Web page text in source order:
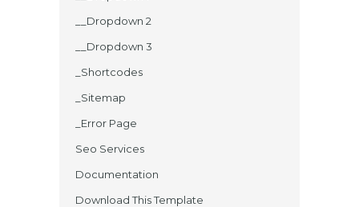
__Dropdown 2
__Dropdown 3
_Shortcodes
_Sitemap
_Error Page
Seo Services
Documentation
Download This Template